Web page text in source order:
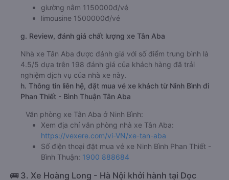
giường nằm 1150000đ/vé
limousine 1500000đ/vé
g. Review, đánh giá chất lượng xe Tân Aba
Nhà xe Tân Aba được đánh giá với số điểm trung bình là
4.5/5 dựa trên 198 đánh giá của khách hàng đã trải
nghiệm dịch vụ của nhà xe này.
h. Thông tin liên hệ, đặt mua vé xe khách từ Ninh Bình đi
Phan Thiết - Bình Thuận Tân Aba
Văn phòng xe Tân Aba ở Ninh Bình:
Xem địa chỉ văn phòng nhà xe Tân Aba:
https://vexere.com/vi-VN/xe-tan-aba
Số điện thoại đặt mua vé xe Ninh Bình Phan Thiết -
Bình Thuận: 1900 888684
🚌 3. Xe Hoàng Long - Hà Nội khởi hành tại Dọc